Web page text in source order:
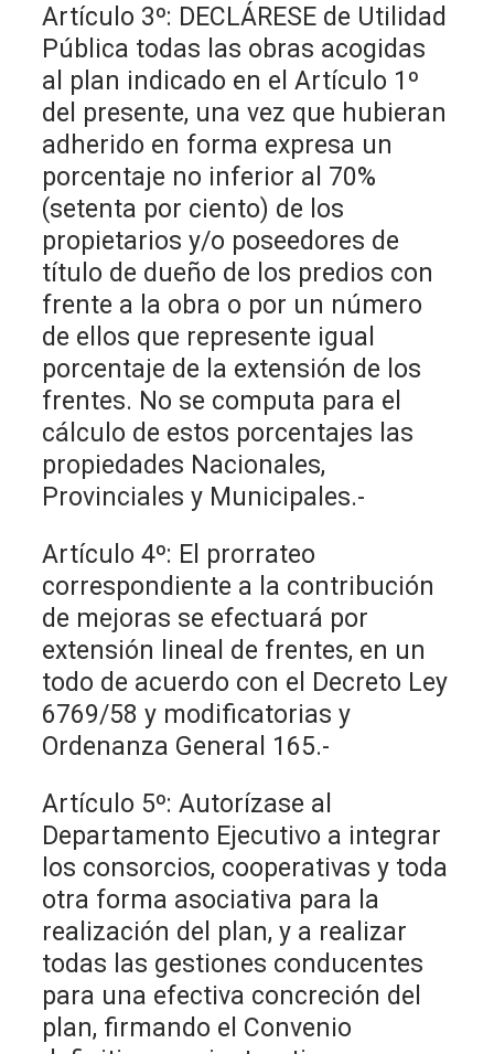
Artículo 3º: DECLÁRESE de Utilidad
Pública todas las obras acogidas
al plan indicado en el Artículo 1º
del presente, una vez que hubieran
adherido en forma expresa un
porcentaje no inferior al 70%
(setenta por ciento) de los
propietarios y/o poseedores de
título de dueño de los predios con
frente a la obra o por un número
de ellos que represente igual
porcentaje de la extensión de los
frentes. No se computa para el
cálculo de estos porcentajes las
propiedades Nacionales,
Provinciales y Municipales.-
Artículo 4º: El prorrateo
correspondiente a la contribución
de mejoras se efectuará por
extensión lineal de frentes, en un
todo de acuerdo con el Decreto Ley
6769/58 y modificatorias y
Ordenanza General 165.-
Artículo 5º: Autorízase al
Departamento Ejecutivo a integrar
los consorcios, cooperativas y toda
otra forma asociativa para la
realización del plan, y a realizar
todas las gestiones conducentes
para una efectiva concreción del
plan, firmando el Convenio